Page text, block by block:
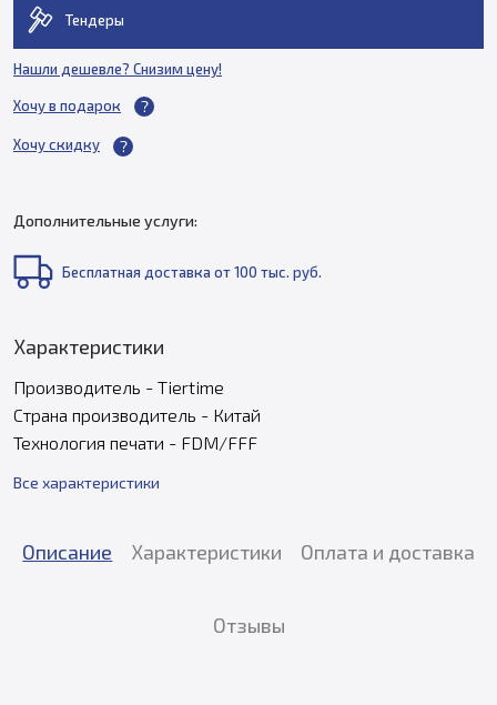
Тендеры
Нашли дешевле? Снизим цену!
Хочу в подарок
Хочу скидку
Дополнительные услуги:
Бесплатная доставка от 100 тыс. руб.
Характеристики
Производитель - Tiertime
Страна производитель - Китай
Технология печати - FDM/FFF
Все характеристики
Описание Характеристики Оплата и доставка
Отзывы